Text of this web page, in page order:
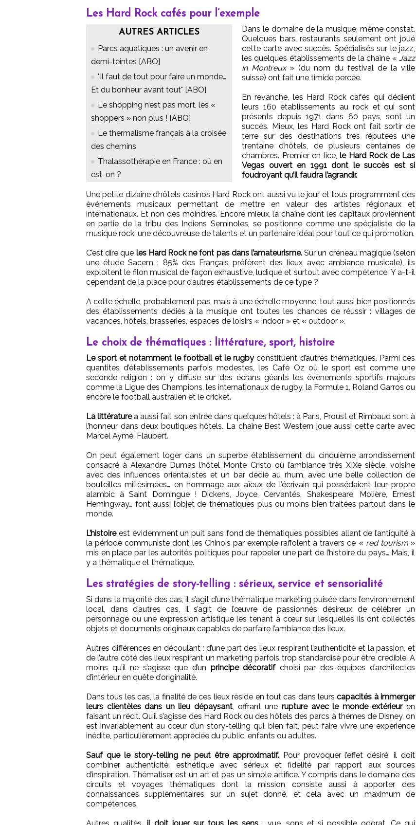
Les Hard Rock cafés pour l’exemple
AUTRES ARTICLES
Parcs aquatiques : un avenir en
demi-teintes [ABO]
"Il faut de tout pour faire un monde…
Et du bonheur avant tout" [ABO]
Le shopping n’est pas mort, les «
shoppers » non plus ! [ABO]
Le thermalisme français à la croisée
des chemins
Thalassothérapie en France : où en
est-on ?
Dans le domaine de la musique, même constat.
Quelques bars, restaurants seulement ont joué
cette carte avec succès. Spécialisés sur le jazz,
les quelques établissements de la chaîne « Jazz
in Montreux» (du nom du festival de la ville
suisse) ont fait une timide percée.
En revanche, les Hard Rock cafés qui dédient
leurs 160 établissements au rock et qui sont
présents depuis 1971 dans 60 pays, sont un
succès. Mieux, les Hard Rock ont fait sortir de
terre sur des destinations très réputées une
trentaine d’hôtels, de plusieurs centaines de
chambres. Premier en lice, le Hard Rock de Las
Vegas ouvert en 1991 dont le succès est si
foudroyant qu’il faudra l’agrandir.
Une petite dizaine d’hôtels casinos Hard Rock ont aussi vu le jour et tous programment des
événements musicaux permettant de mettre en valeur des artistes régionaux et
internationaux. Et non des moindres. Encore mieux, la chaîne dont les capitaux proviennent
en partie de la tribu des Indiens Seminoles, se positionne comme une spécialiste de la
musique rock, une découvreuse de talents et un partenaire idéal pour tout ce qui promotion.
C’est dire que les Hard Rock ne font pas dans l’amateurisme.Sur un créneau magique (selon
une étude Sacem : 85% des Français préfèrent des lieux avec ambiance musicale), ils
exploitent le filon musical de façon exhaustive, ludique et surtout avec compétence. Y a-t-il
cependant de la place pour d’autres établissements de ce type ?
A cette échelle, probablement pas, mais à une échelle moyenne, tout aussi bien positionnés
des établissements dédiés à la musique ont toutes les chances de réussir : villages de
vacances, hôtels, brasseries, espaces de loisirs « indoor » et « outdoor ».
Le choix de thématiques : littérature, sport, histoire
Le sport et notamment le football et le rugbyconstituent d’autres thématiques. Parmi ces
quantités d’établissements parfois modestes, les Café Oz où le sport est comme une
seconde religion : on y diffuse sur des écrans géants les évènements sportifs majeurs
comme la Ligue des Champions, les internationaux de rugby, la Formule 1, Roland Garros ou
encore le football australien et le cricket.
La littératurea aussi fait son entrée dans quelques hôtels : à Paris, Proust et Rimbaud sont à
l’honneur dans deux boutiques hôtels. La chaîne Best Western joue aussi cette carte avec
Marcel Aymé, Flaubert.
On peut également loger dans un superbe établissement du cinquième arrondissement
consacré à Alexandre Dumas l’hôtel Monte Cristo où l’ambiance très XIXe siècle, voisine
avec des influences orientalistes et un bar dédié au rhum, avec une belle collection de
bouteilles millésimées… en hommage aux aïeux de l’écrivain qui possédaient leur propre
alambic à Saint Domingue ! Dickens, Joyce, Cervantés, Shakespeare, Molière, Ernest
Hemingway… font aussi l’objet de thématiques plus ou moins bien traitées partout dans le
monde.
L’histoireest évidemment un puit sans fond de thématiques possibles allant de l’antiquité à
la période communiste dont les Chinois par exemple raffolent à travers ce « red tourism»
mis en place par les autorités politiques pour rappeler une part de l’histoire du pays… Mais, il
y a thématique et thématique.
Les stratégies de story-telling : sérieux, service et sensorialité
Si dans la majorité des cas, il s’agit d’une thématique marketing puisée dans l’environnement
local, dans d’autres cas, il s’agit de l’œuvre de passionnés désireux de célébrer un
personnage ou une expression artistique les tenant à cœur sur lesquelles ils ont collectés
objets et documents originaux capables de parfaire l’ambiance des lieux.
Autres différences en découlant : d’une part des lieux respirant l’authenticité et la passion, et
de l’autre côté des lieux respirant un marketing parfois trop standardisé pour être crédible. A
moins qu’il ne s’agisse que d’un principe décoratif choisi par des équipes d’architectes
d’intérieur en quête d’originalité.
Dans tous les cas, la finalité de ces lieux réside en tout cas dans leurscapacités à immerger
leurs clientèles dans un lieu dépaysant, offrant une rupture avec le monde extérieuren
faisant un récit. Qu’il s’agisse des Hard Rock ou des hôtels des parcs à thémes de Disney, on
est invariablement au cœur d’un story-telling qui, bien fait, peut faire vivre une expérience
inédite, particulièrement appréciée du public, enfants ou adultes.
Sauf que le story-telling ne peut être approximatif.Pour provoquer l’effet désiré, il doit
combiner authenticité, esthétique avec sérieux et fidélité par rapport aux sources
d’inspiration. Thématiser est un art et pas un simple artifice. Y compris dans le domaine des
circuits et voyages thématiques dont la mission consiste aussi à apporter des
connaissances supplémentaires sur un sujet donné, et cela avec un maximum de
compétences.